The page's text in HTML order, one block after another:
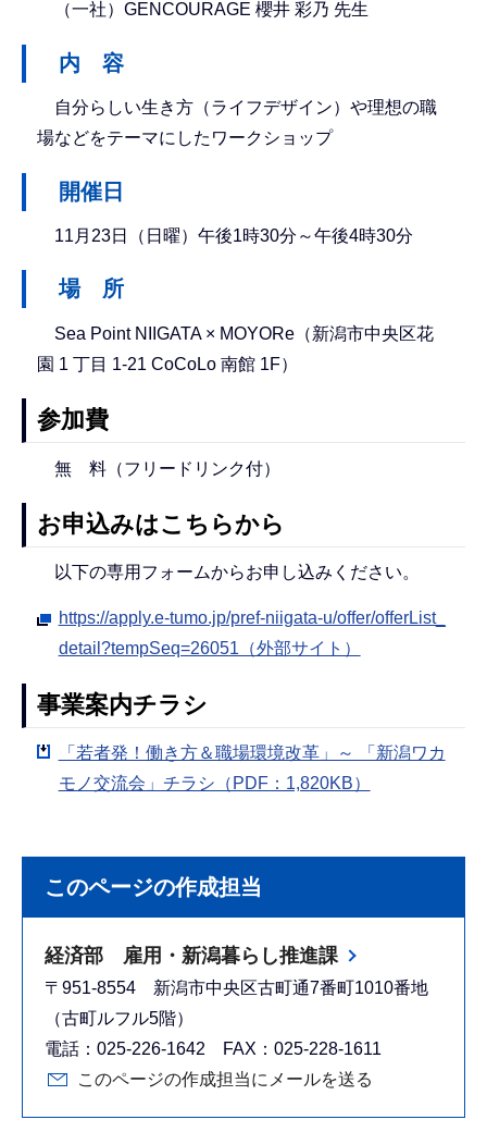
（一社）GENCOURAGE 櫻井 彩乃 先生
内 容
自分らしい生き方（ライフデザイン）や理想の職
場などをテーマにしたワークショップ
開催日
11月23日（日曜）午後1時30分～午後4時30分
場 所
Sea Point NIIGATA × MOYORe（新潟市中央区花
園 1 丁目 1-21 CoCoLo 南館 1F）
参加費
無 料（フリードリンク付）
お申込みはこちらから
以下の専用フォームからお申し込みください。
https://apply.e-tumo.jp/pref-niigata-u/offer/offerList_
detail?tempSeq=26051（外部サイト）
事業案内チラシ
「若者発！働き方＆職場環境改革」～ 「新潟ワカ
モノ交流会」チラシ（PDF：1,820KB）
このページの作成担当
経済部 雇用・新潟暮らし推進課
〒951-8554 新潟市中央区古町通7番町1010番地
（古町ルフル5階）
電話：025-226-1642 FAX：025-228-1611
このページの作成担当にメールを送る